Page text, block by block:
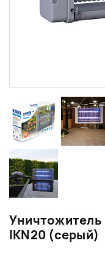
IKN20 (серый)